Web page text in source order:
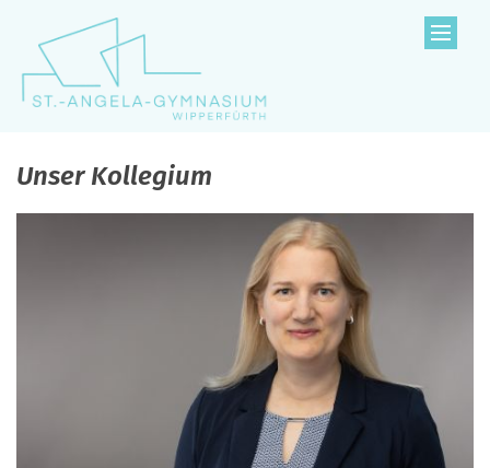
Zum Inhalt springen
Unser Kollegium